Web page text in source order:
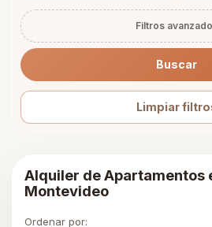
Filtros
Buscar
Limpiar
Alquiler de Apartamentos
Montevideo
Ordenar por: